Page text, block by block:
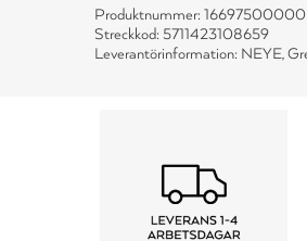
Produktnummer: 16697500000
Streckkod: 5711423108659
Leverantörinformation: NEYE,